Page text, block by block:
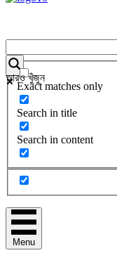
আরও খুঁজুন
Exact matches only
Search in title
Search in content
Menu